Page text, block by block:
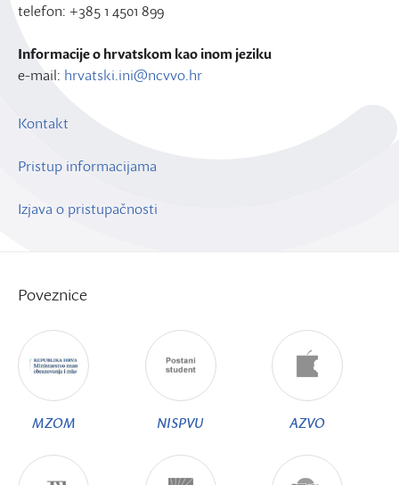
telefon: +385 1 4501 899
Informacije o hrvatskom kao inom jeziku
e-mail: hrvatski.ini@ncvvo.hr
Kontakt
Pristup informacijama
Izjava o pristupačnosti
Poveznice
MZOM NISPVU AZVO